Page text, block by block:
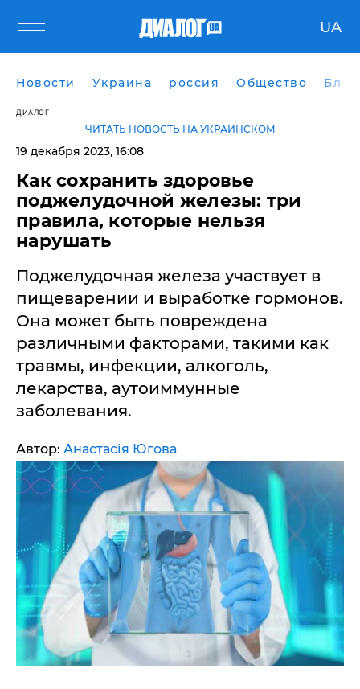
UA
Новости Украина россия Общество
ДИАЛОГ
ЧИТАТЬ НОВОСТЬ НА УКРАИНСКОМ
19 декабря 2023, 16:08
Как сохранить здоровье
поджелудочной железы: три
правила, которые нельзя
нарушать
Поджелудочная железа участвует в
пищеварении и выработке гормонов.
Она может быть повреждена
различными факторами, такими как
травмы, инфекции, алкоголь,
лекарства, аутоиммунные
заболевания.
Автор: Анастасія Югова